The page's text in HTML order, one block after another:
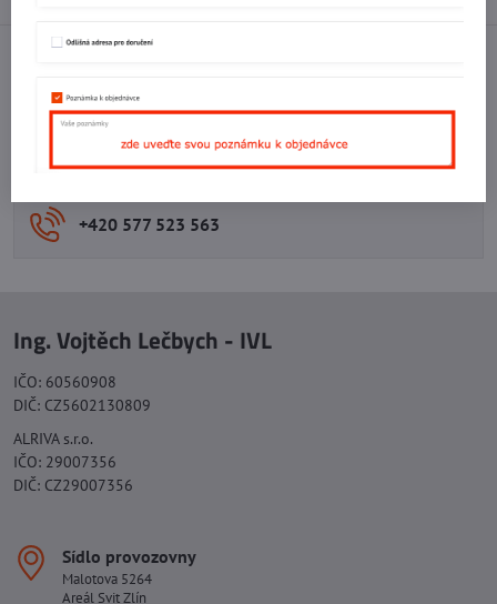
Potřebujete poradit s objednávkou?
Kontaktujte nás:
+420 577 523 563
Ing. Vojtěch Lečbych - IVL
IČO: 60560908
DIČ: CZ5602130809
ALRIVA s.r.o.
IČO: 29007356
DIČ: CZ29007356
Sídlo provozovny
Malotova 5264
Areál Svit Zlín